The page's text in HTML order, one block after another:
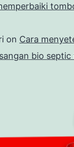
on Cara
bio